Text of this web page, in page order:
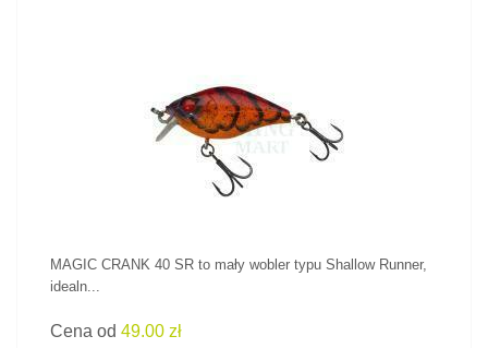
ZOBACZ PRODUKT
MAGIC CRANK 40 SR to mały wobler typu Shallow Runner,
idealn...
Cena od 49.00 zł